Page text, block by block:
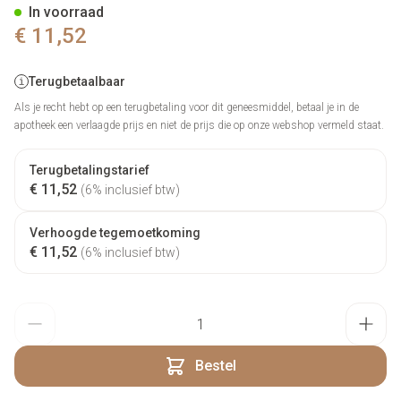
€ 11,52
Terugbetaalbaar
Als je recht hebt op een terugbetaling voor dit geneesmiddel, betaal je in de
apotheek een verlaagde prijs en niet de prijs die op onze webshop vermeld staat.
Terugbetalingstarief
€ 11,52 (6% inclusief btw)
Verhoogde tegemoetkoming
€ 11,52 (6% inclusief btw)
Bestel
In voorraad